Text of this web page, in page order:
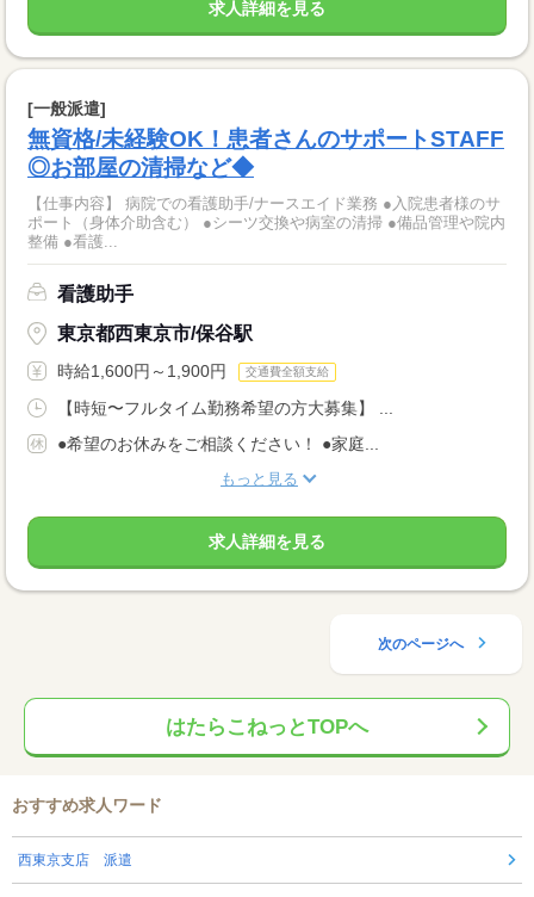
求人詳細を見る
[一般派遣]
無資格/未経験OK！患者さんのサポートSTAFF
◎お部屋の清掃など◆
【仕事内容】 病院での看護助手/ナースエイド業務 ●入院患者様のサ
ポート（身体介助含む） ●シーツ交換や病室の清掃 ●備品管理や院内
整備 ●看護...
看護助手
東京都西東京市/保谷駅
時給1,600円～1,900円 交通費全額支給
【時短〜フルタイム勤務希望の方大募集】 ...
●希望のお休みをご相談ください！ ●家庭...
もっと見る
求人詳細を見る
次のページへ
はたらこねっとTOPへ
おすすめ求人ワード
西東京支店 派遣